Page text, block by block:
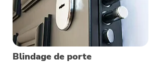
Blindage de porte